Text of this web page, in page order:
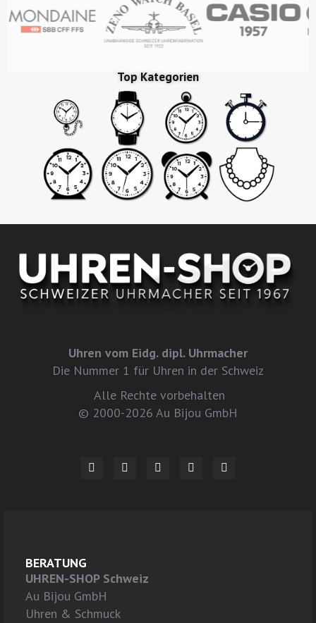
Top Kategorien
Uhren vom Eidg. dipl. Uhrmacher
Die Nummer 1 für Uhren in der Schweiz
Alle Rechte vorbehalten
© 2000-2026 Au Bijou GmbH
BERATUNG
UHREN-SHOP Schweiz
Au Bijou GmbH
Uhren & Schmuck